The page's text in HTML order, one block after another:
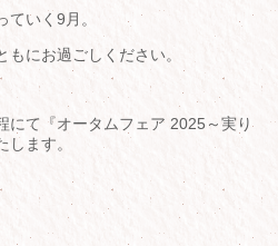
いく9月。
にお過ごしください。
にて『オータムフェア 2025～実り
ます。